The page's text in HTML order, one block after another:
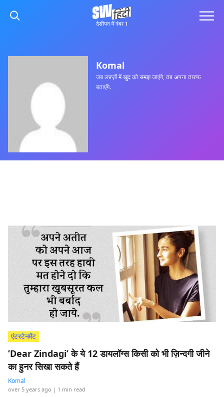
Komal
जब लफ़्ज़ों में खुद को समझ जाएंगे, तब अपना तारुफ़
बताएंगे.
एंटरटेनमेंट
’Dear Zindagi’ के ये 12 डायलॉग्स किसी को भी ज़िन्दगी जीने
का हुनर सिखा सकते हैं
Komal
over 5 years ago | 1 min read